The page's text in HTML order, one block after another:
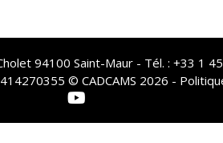
94100 Saint-Maur - Tél. : +33 1
© CADCAMS 2026 -